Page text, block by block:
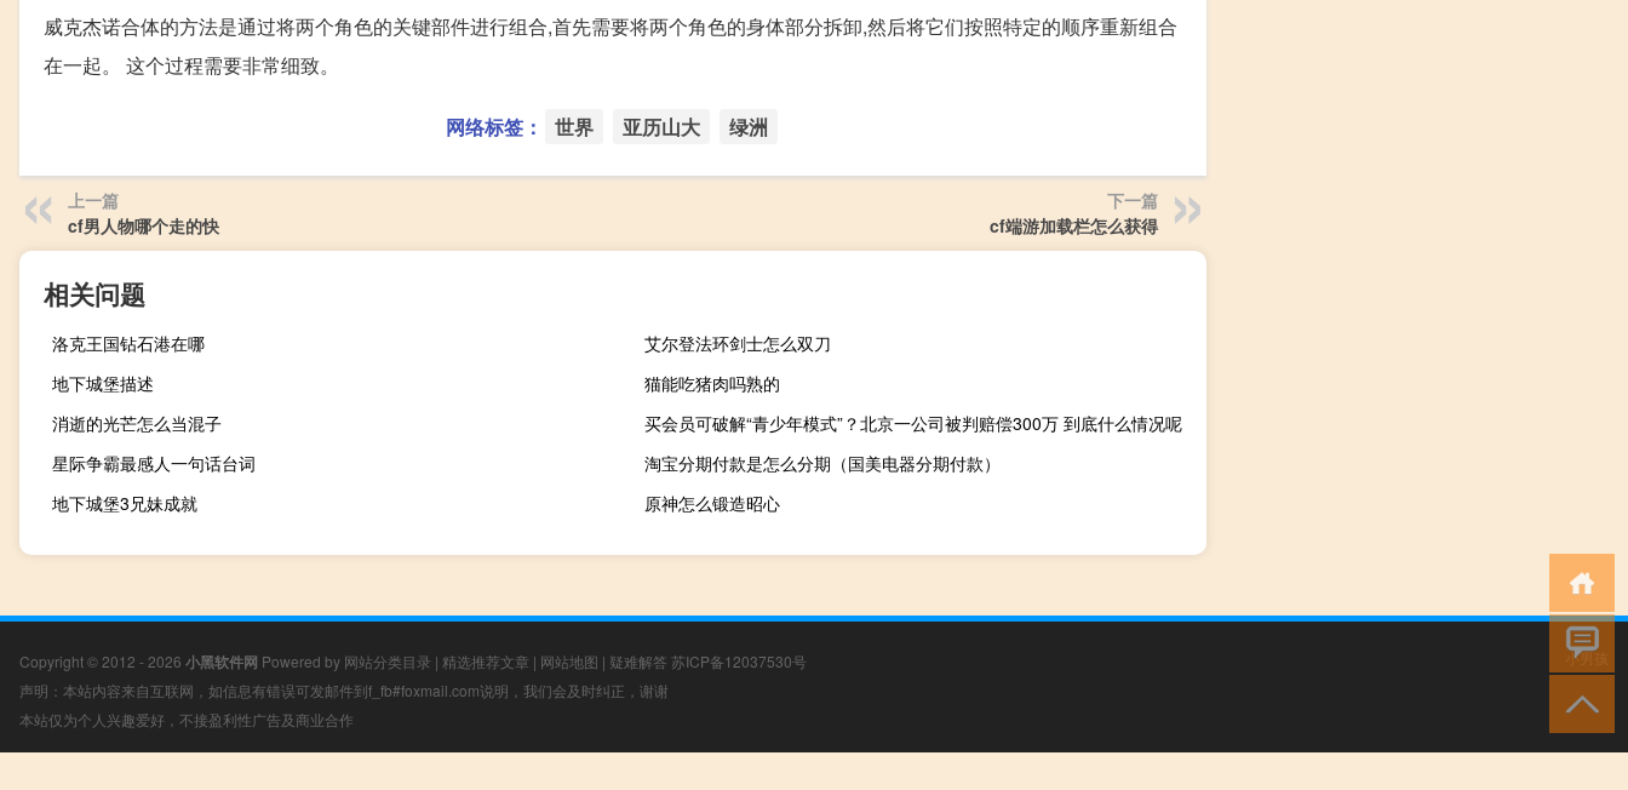
威克杰诺合体的方法是通过将两个角色的关键部件进行组合,首先需要将两个角色的身体部分拆卸,然后将它们按照特定的顺序重新组合
在一起。 这个过程需要非常细致。
网络标签： 世界 亚历山大 绿洲
上一篇
cf男人物哪个走的快
下一篇
cf端游加载栏怎么获得
相关问题
洛克王国钻石港在哪
艾尔登法环剑士怎么双刀
地下城堡描述
猫能吃猪肉吗熟的
消逝的光芒怎么当混子
买会员可破解“青少年模式”？北京一公司被判赔偿300万 到底什么情况呢
星际争霸最感人一句话台词
淘宝分期付款是怎么分期（国美电器分期付款）
地下城堡3兄妹成就
原神怎么锻造昭心
Copyright © 2012 - 2026 小黑软件网 Powered by 网站分类目录 | 精选推荐文章 | 网站地图 | 疑难解答 苏ICP备12037530号
声明：本站内容来自互联网，如信息有错误可发邮件到f_fb#foxmail.com说明，我们会及时纠正，谢谢
本站仅为个人兴趣爱好，不接盈利性广告及商业合作
小男孩